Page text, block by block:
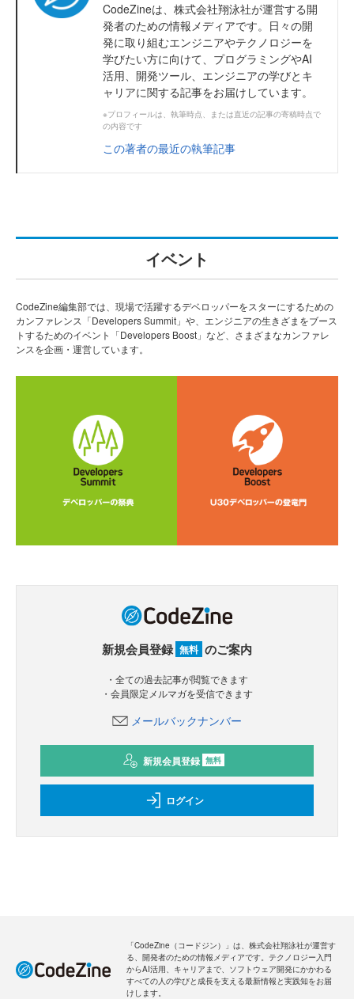
CodeZineは、株式会社翔泳社が運営する開
発者のための情報メディアです。日々の開
発に取り組むエンジニアやテクノロジーを
学びたい方に向けて、プログラミングやAI
活用、開発ツール、エンジニアの学びとキ
ャリアに関する記事をお届けしています。
※プロフィールは、執筆時点、または直近の記事の寄稿時点で
の内容です
この著者の最近の執筆記事
イベント
CodeZine編集部では、現場で活躍するデベロッパーをスターにするための
カンファレンス「Developers Summit」や、エンジニアの生きざまをブース
トするためのイベント「Developers Boost」など、さまざまなカンファレ
ンスを企画・運営しています。
新規会員登録 無料 のご案内
・全ての過去記事が閲覧できます
・会員限定メルマガを受信できます
メールバックナンバー
新規会員登録 無料
ログイン
「CodeZine（コードジン）」は、株式会社翔泳社が運営す
る、開発者のための情報メディアです。テクノロジー入門
からAI活用、キャリアまで、ソフトウェア開発にかかわる
すべての人の学びと成長を支える最新情報と実践知をお届
けします。